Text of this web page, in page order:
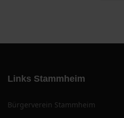
Links Stammheim
Bürgerverein Stammheim